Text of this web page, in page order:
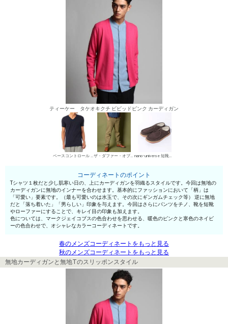
ティーケー タケオキクチ ビビッドピンク カーディガン
ベースコントロール VネックTシャツ ザ・ダファー・オブ・セントジョージ チノパン・綿パン nano･universe 短靴・レザーシューズ
コーディネートのポイント
Tシャツ１枚だと少し肌寒い日の、上にカーディガンを羽織るスタイルです。今回は無地の
カーディガンに無地のインナーを合わせます。基本的にファッションにおいて「柄」は
「可愛い」要素です。（最も可愛いのは水玉で、その次にギンガムチェック等） 逆に無地
だと「落ち着いた」「男らしい」印象を与えます。今回はさらにパンツをチノ、靴を短靴
やローファーにすることで、キレイ目の印象も加えます。
色については、マークジェイコブスの色合わせを思わせる、暖色のピンクと寒色のネイビ
ーの色合わせで、オシャレなカラーコーディネートです。
春のメンズコーディネートをもっと見る
秋のメンズコーディネートをもっと見る
無地カーディガンと無地Tのスリッポンスタイル